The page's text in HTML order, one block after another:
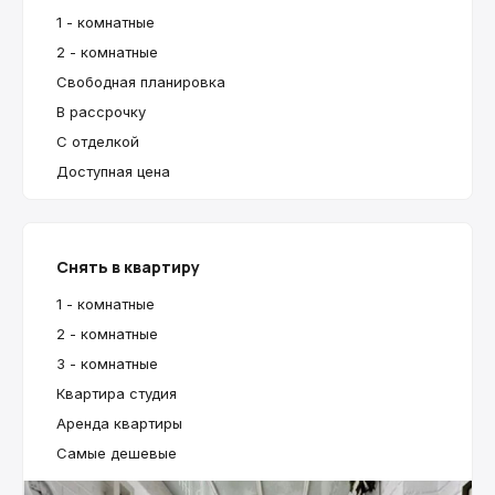
1 - комнатные
2 - комнатные
Свободная планировка
В рассрочку
С отделкой
Доступная цена
Снять в квартиру
1 - комнатные
2 - комнатные
3 - комнатные
Квартира студия
Аренда квартиры
Самые дешевые